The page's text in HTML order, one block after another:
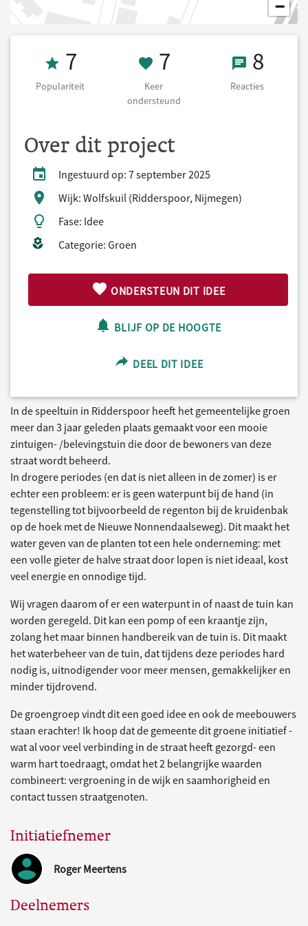
−
Populariteit 7
7
Populariteit
7 Keer
7
Keer
ondersteund
8 8
Reacties
Over dit project
Ingestuurd op: 7 september 2025
Wijk: Wolfskuil (Ridderspoor, Nijmegen)
Fase: Idee
Categorie: Groen
ONDERSTEUN DIT IDEE
BLIJF OP DE HOOGTE
DEEL DIT IDEE
In de speeltuin in Ridderspoor heeft het gemeentelijke groen
meer dan 3 jaar geleden plaats gemaakt voor een mooie
zintuigen- /belevingstuin die door de bewoners van deze
straat wordt beheerd.
In drogere periodes (en dat is niet alleen in de zomer) is er
echter een probleem: er is geen waterpunt bij de hand (in
tegenstelling tot bijvoorbeeld de regenton bij de kruidenbak
op de hoek met de Nieuwe Nonnendaalseweg). Dit maakt het
water geven van de planten tot een hele onderneming: met
een volle gieter de halve straat door lopen is niet ideaal, kost
veel energie en onnodige tijd.
Wij vragen daarom of er een waterpunt in of naast de tuin kan
worden geregeld. Dit kan een pomp of een kraantje zijn,
zolang het maar binnen handbereik van de tuin is. Dit maakt
het waterbeheer van de tuin, dat tijdens deze periodes hard
nodig is, uitnodigender voor meer mensen, gemakkelijker en
minder tijdrovend.
De groengroep vindt dit een goed idee en ook de meebouwers
staan erachter! Ik hoop dat de gemeente dit groene initiatief -
wat al voor veel verbinding in de straat heeft gezorgd- een
warm hart toedraagt, omdat het 2 belangrijke waarden
combineert: vergroening in de wijk en saamhorigheid en
contact tussen straatgenoten.
Initiatiefnemer
Roger Meertens
Deelnemers